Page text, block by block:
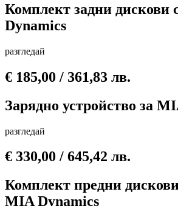
Комплект задни дискови
Dynamics
разгледай
€ 185,00 / 361,83 лв.
Зарядно устройство за
разгледай
€ 330,00 / 645,42 лв.
Комплект предни
MIA Dynamics